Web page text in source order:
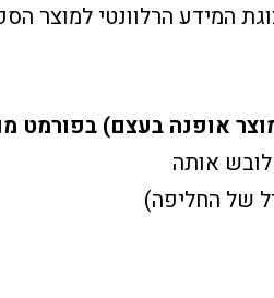
המידע הרלוונטי למוצר
אופנה בעצם) בפורמט
אותה
של החליפה)